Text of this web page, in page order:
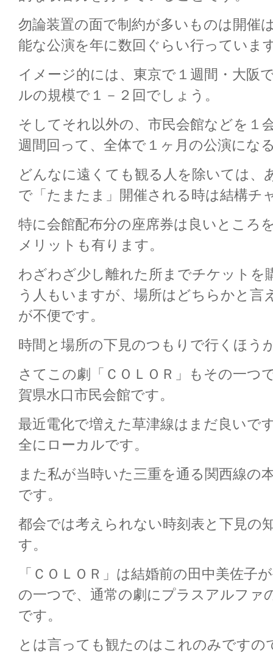
勿論装置の面で制約が多いものは開催
能な公演を年に数回ぐらい行っていま
イメージ的には、東京で１週間・大阪
ルの規模で１－２回でしょう。
そしてそれ以外の、市民会館などを１
週間回って、全体で１ヶ月の公演にな
どんなに遠くても観る人を除いては、
で「たまたま」開催される時は結構チ
特に会館配布分の座席券は良いところ
メリットも有ります。
わざわざ少し離れた所までチケットを
う人もいますが、場所はどちらかと言
が不便です。
時間と場所の下見のつもりで行くほう
さてこの劇「ＣＯＬＯＲ」もその一つ
賀県水口市民会館です。
最近電化で増えた草津線はまだ良いで
全にローカルです。
また私が当時いた三重を通る関西線の
です。
都会では考えられない時刻表と下見の
す。
「ＣＯＬＯＲ」は結婚前の田中美佐子
の一つで、通常の劇にプラスアルファ
です。
とは言っても観たのはこれのみですの